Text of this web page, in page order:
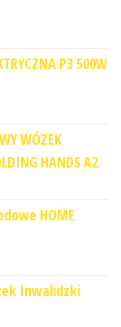
P3 500W
WÓZEK
HANDS A2
HOME
Inwalidzki